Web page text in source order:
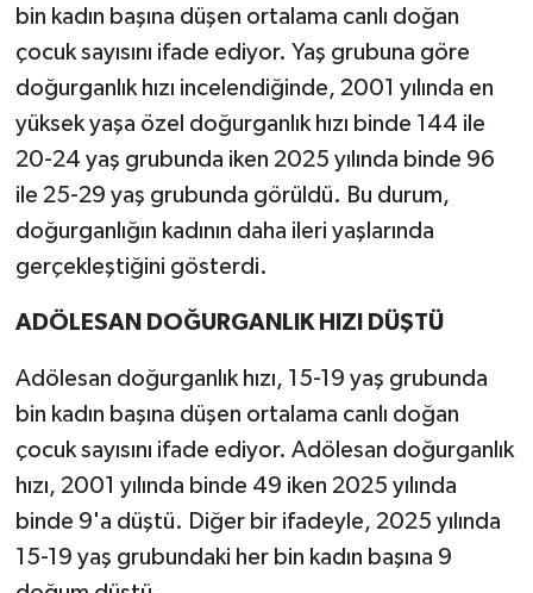
bin kadın başına düşen ortalama canlı doğan
çocuk sayısını ifade ediyor. Yaş grubuna göre
doğurganlık hızı incelendiğinde, 2001 yılında en
yüksek yaşa özel doğurganlık hızı binde 144 ile
20-24 yaş grubunda iken 2025 yılında binde 96
ile 25-29 yaş grubunda görüldü. Bu durum,
doğurganlığın kadının daha ileri yaşlarında
gerçekleştiğini gösterdi.
ADÖLESAN DOĞURGANLIK HIZI DÜŞTÜ
Adölesan doğurganlık hızı, 15-19 yaş grubunda
bin kadın başına düşen ortalama canlı doğan
çocuk sayısını ifade ediyor. Adölesan doğurganlık
hızı, 2001 yılında binde 49 iken 2025 yılında
binde 9'a düştü. Diğer bir ifadeyle, 2025 yılında
15-19 yaş grubundaki her bin kadın başına 9